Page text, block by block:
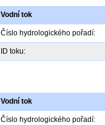
Vodní tok
Číslo hydrologického pořadí:
ID toku:
Vodní tok
Číslo hydrologického pořadí: